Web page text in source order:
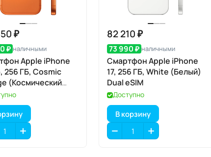
₽
₽ наличными
Apple iPhone
256 ГБ, Cosmic
(Космический
Dual eSIM
82 210 ₽
73 990 ₽ наличными
Смартфон Apple iPhone
17, 256 ГБ, White (Белый)
Dual eSIM
Доступно
В корзину